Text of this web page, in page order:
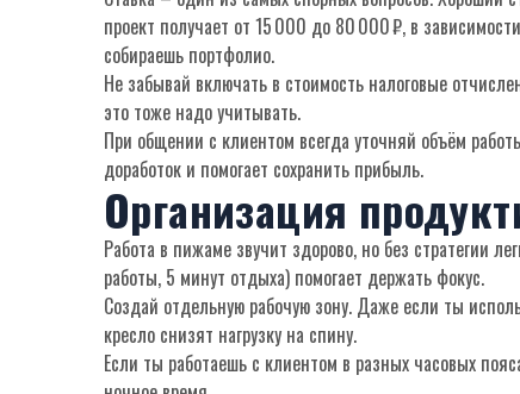
проект получает от 15 000 до 80 000 ₽, в
собираешь портфолио.
Не забывай включать в стоимость налоговые
это тоже надо учитывать.
При общении с клиентом всегда уточняй объём
доработок и помогает сохранить прибыль.
Организация
Работа в пижаме звучит здорово, но без стратегии
работы, 5 минут отдыха) помогает держать фокус.
Создай отдельную рабочую зону. Даже если ты
кресло снизят нагрузку на спину.
Если ты работаешь с клиентом в разных часовых